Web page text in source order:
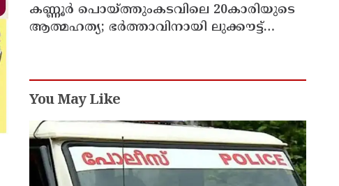
കണ്ണൂർ പൊയ്ത്തുംകടവിലെ 20കാരിയുടെ
ആത്മഹത്യ; ഭർത്താവിനായി ലുക്കൗട്ട്
You May Like